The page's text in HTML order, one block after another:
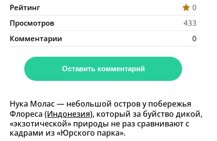
Рейтинг
0
Просмотров
433
Комментарии
0
Оставить комментарий
Нука Молас — небольшой остров у побережья
Флореса (Индонезия), который за буйство дикой,
«экзотической» природы не раз сравнивают с
кадрами из «Юрского парка».